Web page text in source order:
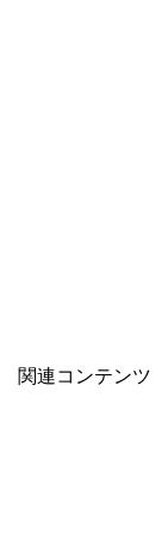
関連コンテンツ